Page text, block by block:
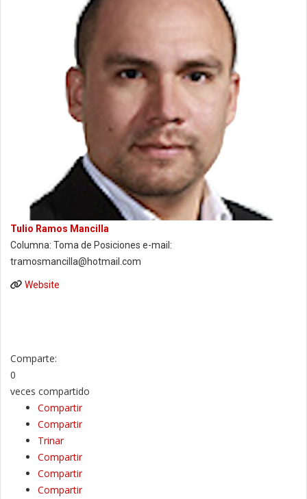
Tulio Ramos Mancilla
Columna: Toma de Posiciones e-mail:
tramosmancilla@hotmail.com
Website
Comparte:
0
veces compartido
Compartir
Compartir
Trinar
Compartir
Compartir
Compartir